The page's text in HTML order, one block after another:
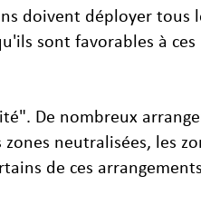
doivent déployer tous
sont favorables à ces
De nombreux
neutralisées, les
de ces